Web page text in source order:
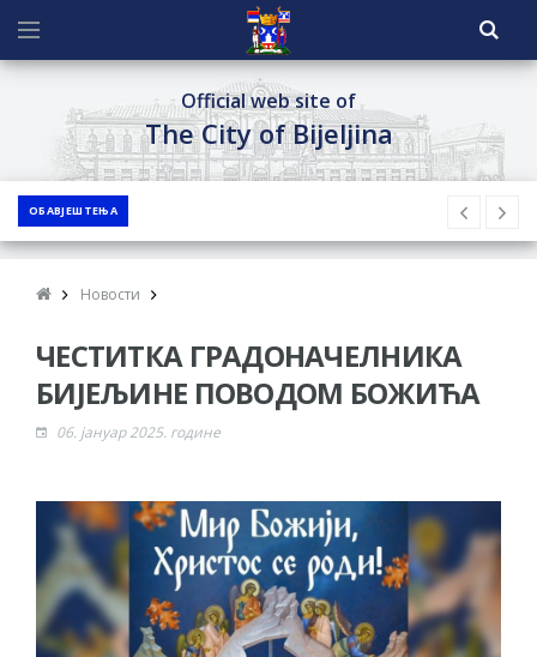
Official web site of
The City of Bijeljina
ОБАВЈЕШТЕЊА
Новости
ЧЕСТИТКА ГРАДОНАЧЕЛНИКА
БИЈЕЉИНЕ ПОВОДОМ БОЖИЋА
06. јануар 2025. године